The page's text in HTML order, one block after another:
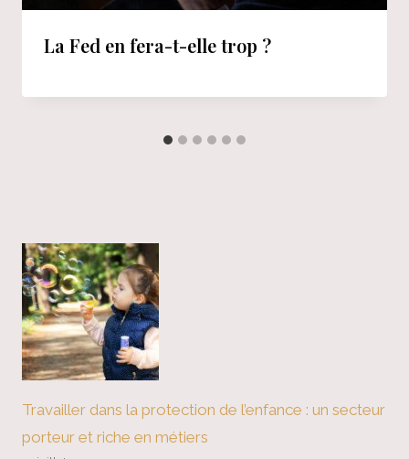
La Fed en fera-t-elle trop ?
Travailler dans la protection de l’enfance : un secteur
porteur et riche en métiers